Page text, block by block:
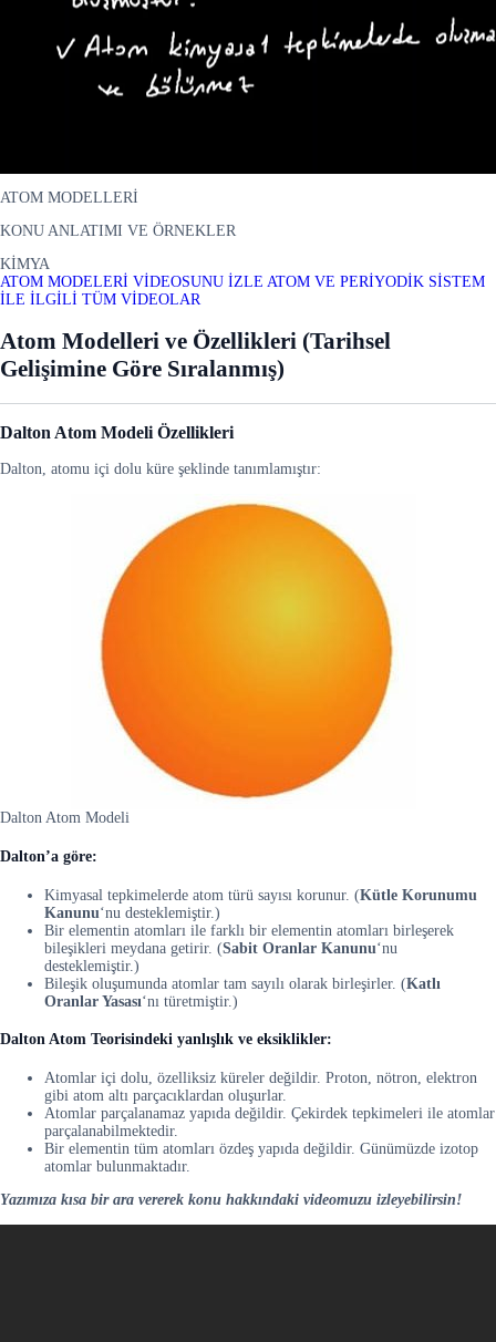
ATOM MODELLERİ
KONU ANLATIMI VE ÖRNEKLER
KİMYA
ATOM MODELERİ VİDEOSUNU İZLE ATOM VE PERİYODİK SİSTEM
İLE İLGİLİ TÜM VİDEOLAR
Atom Modelleri ve Özellikleri (Tarihsel
Gelişimine Göre Sıralanmış)
Dalton Atom ModeliÖzellikleri
Dalton, atomu içi dolu küre şeklinde tanımlamıştır:
Dalton Atom Modeli
Dalton’a göre:
Kimyasal tepkimelerde atom türü sayısı korunur. (Kütle Korunumu
Kanunu‘nu desteklemiştir.)
Bir elementin atomları ile farklı bir elementin atomları birleşerek
bileşikleri meydana getirir. (Sabit Oranlar Kanunu‘nu
desteklemiştir.)
Bileşik oluşumunda atomlar tam sayılı olarak birleşirler. (Katlı
Oranlar Yasası‘nı türetmiştir.)
Dalton Atom Teorisindeki yanlışlık ve eksiklikler:
Atomlar içi dolu, özelliksiz küreler değildir. Proton, nötron, elektron
gibi atom altı parçacıklardan oluşurlar.
Atomlar parçalanamaz yapıda değildir. Çekirdek tepkimeleri ile atomlar
parçalanabilmektedir.
Bir elementin tüm atomları özdeş yapıda değildir. Günümüzde izotop
atomlar bulunmaktadır.
Yazımıza kısa bir ara vererek konu hakkındaki videomuzu izleyebilirsin!